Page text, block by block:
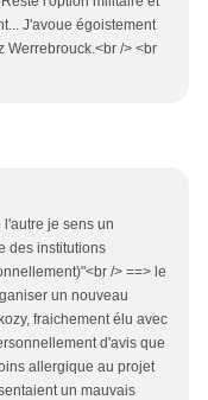
J'avoue égoistement
Werrebrouck.<br /> <br
l'autre je sens un
des institutions
/> ==> le
un nouveau
fraichement élu avec
d'avis que
allergique au projet
un mauvais